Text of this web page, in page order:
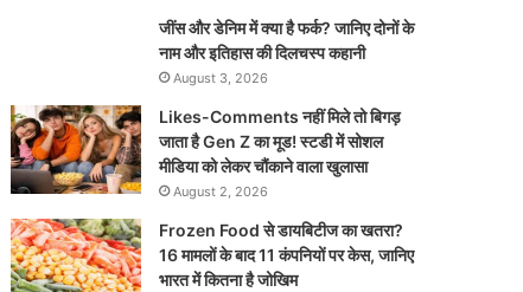
जींस और डेनिम में क्या है फर्क? जानिए दोनों के
नाम और इतिहास की दिलचस्प कहानी
August 3, 2026
Likes-Comments नहीं मिले तो बिगड़
जाता है Gen Z का मूड! स्टडी में सोशल
मीडिया को लेकर चौंकाने वाला खुलासा
August 2, 2026
Frozen Food से डायबिटीज का खतरा?
16 मामलों के बाद 11 कंपनियों पर केस, जानिए
भारत में कितना है जोखिम